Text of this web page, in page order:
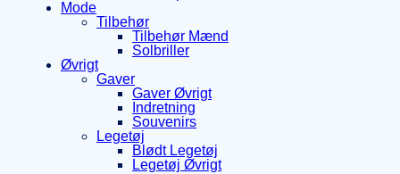
Mode
Tilbehør
Tilbehør Mænd
Solbriller
Øvrigt
Gaver
Gaver Øvrigt
Indretning
Souvenirs
Legetøj
Blødt Legetøj
Legetøj Øvrigt